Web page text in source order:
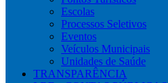
Escolas
Processos Seletivos
Eventos
Veículos Municipais
Unidades de Saúde
TRANSPARÊNCIA